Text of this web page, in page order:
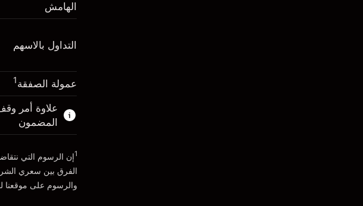
الذهاب
رسم
حجم التداول مع
الذهاب
الهامش
التداول بالاسهم
عمولة الصفقة1
علاوة أمر
المضمون
1إن الرسوم التي
الفرق بين سعري
والرسوم على موقعنا